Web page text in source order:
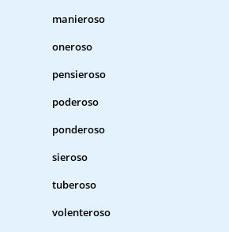
manieroso
oneroso
pensieroso
poderoso
ponderoso
sieroso
tuberoso
volenteroso